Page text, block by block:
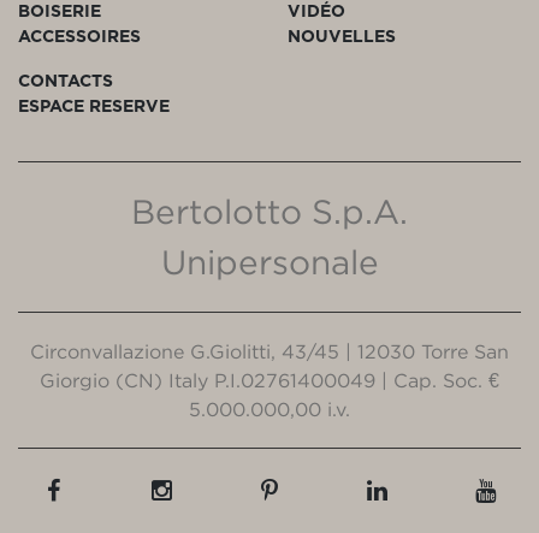
BOISERIE
ACCESSOIRES
VIDÉO
NOUVELLES
CONTACTS
ESPACE RESERVE
Bertolotto S.p.A.
Unipersonale
Circonvallazione G.Giolitti, 43/45 | 12030 Torre San
Giorgio (CN) Italy P.I.02761400049 | Cap. Soc. €
5.000.000,00 i.v.